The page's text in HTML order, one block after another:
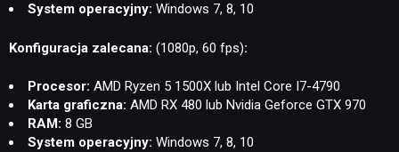
System operacyjny: Windows 7, 8, 10
Konfiguracja zalecana: (1080p, 60 fps):
Procesor: AMD Ryzen 5 1500X lub Intel Core I7-4790
Karta graficzna: AMD RX 480 lub Nvidia Geforce GTX 970
RAM: 8 GB
System operacyjny: Windows 7, 8, 10